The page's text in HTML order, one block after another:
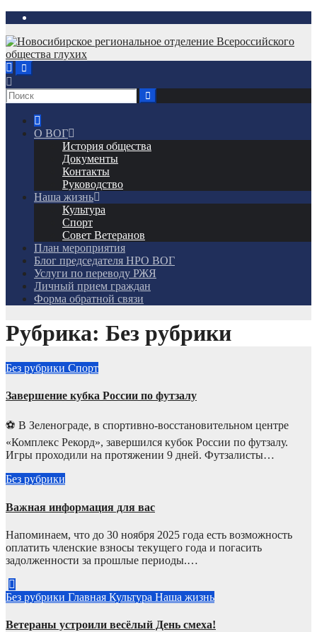
Перейти
содержимому
О ВОГ
История общества
Документы
Контакты
Руководство
Наша жизнь
Культура
Спорт
Совет Ветеранов
План мероприятия
Блог председателя НРО ВОГ
Услуги по переводу РЖЯ
Личный прием граждан
Форма обратной связи
Рубрика: Без рубрики
Без рубрики Спорт
Завершение кубка России по футзалу
⚽ В Зеленограде, в спортивно-восстановительном центре
«Комплекс Рекорд», завершился кубок России по футзалу.
Игры проходили на протяжении 9 дней. Футзалисты…
Без рубрики
Важная информация для вас
Напоминаем, что до 30 ноября 2025 года есть возможность
оплатить членские взносы текущего года и погасить
задолженности за прошлые периоды.…
Без рубрики Главная Культура Наша жизнь
Ветераны устроили весёлый День смеха!